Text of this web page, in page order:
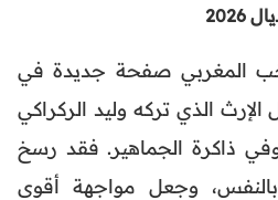
المغربي صفحة جديدة في
2026، لا يزال الإرث الذي تركه وليد الركراكي
ذاكرة الجماهير. فقد رسخ
وجعل مواجهة أقوى